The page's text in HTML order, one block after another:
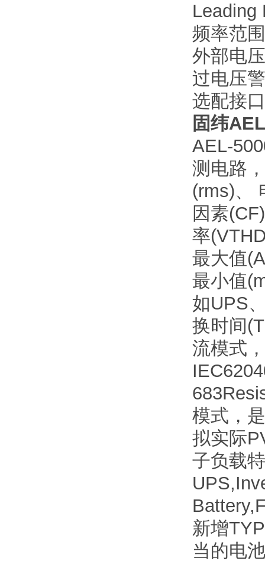
Leading
频率范
外部电
过电压
选配接
固纬
AEL-
测电路
(rms)、
因素
率
最大值
最小值
如UPS
换时间
流模式
模式，
拟实际
子负载
新增
当的电